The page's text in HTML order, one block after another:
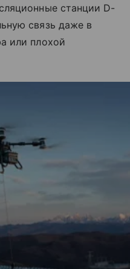
станции D-
связь даже в
или плохой